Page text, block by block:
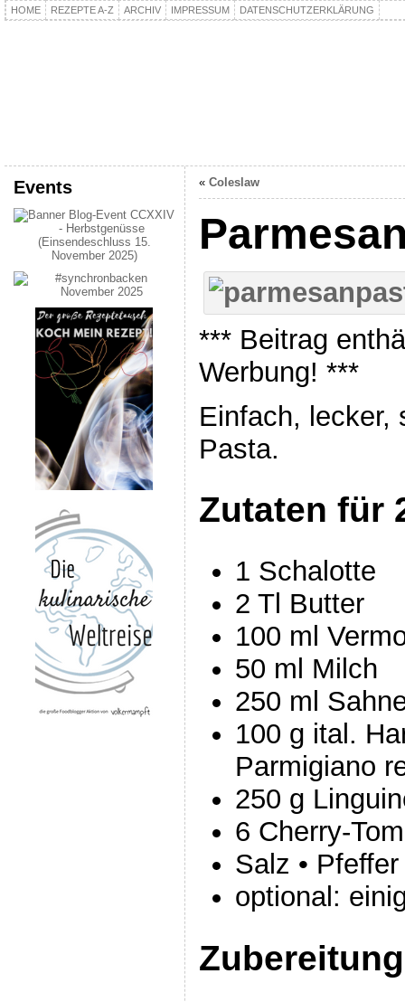
HOME REZEPTE A-Z ARCHIV IMPRESSUM DATENSCHUTZERKLÄRUNG
Events « Coleslaw
*** Beitrag
Werbung! ***
Einfach, lecker,
Pasta.
Zutaten für
1 Schalotte
2 Tl Butter
100 ml
50 ml Milch
250 ml
100 g ital.
Parmigiano
250 g
6 Cherry-
Salz • Pfeffer
optional: